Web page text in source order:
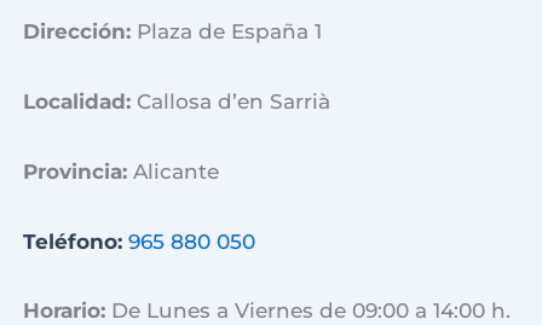
Dirección: Plaza de España 1
Localidad: Callosa d’en Sarrià
Provincia:Alicante
Teléfono: 965 880 050
Horario: De Lunes a Viernes de 09:00 a 14:00 h.